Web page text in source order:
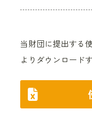
当財団に提出する
よりダウンロード